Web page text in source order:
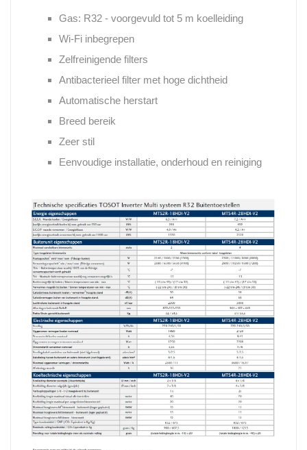
Gas: R32 - voorgevuld tot 5 m koelleiding
Wi-Fi inbegrepen
Zelfreinigende filters
Antibacterieel filter met hoge dichtheid
Automatische herstart
Breed bereik
Zeer stil
Eenvoudige installatie, onderhoud en reiniging